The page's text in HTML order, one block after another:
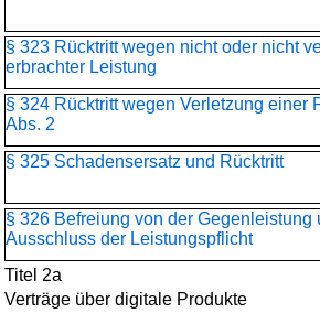
§ 323 Rücktritt wegen nicht oder nicht
erbrachter Leistung
§ 324 Rücktritt wegen Verletzung einer
Abs. 2
§ 325 Schadensersatz und Rücktritt
§ 326 Befreiung von der Gegenleistung
Ausschluss der Leistungspflicht
Titel 2a
Verträge über digitale Produkte